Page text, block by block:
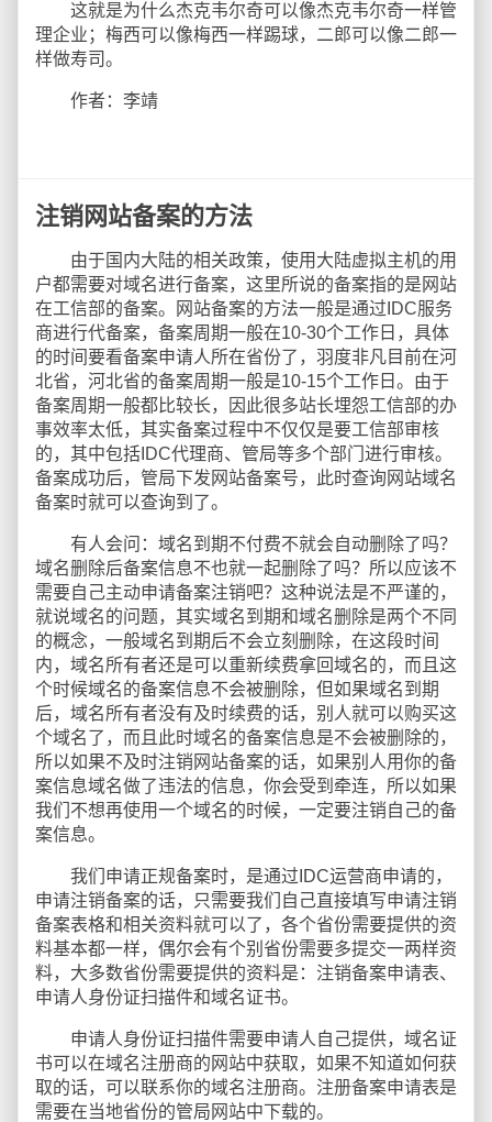
这就是为什么杰克韦尔奇可以像杰克韦尔奇一样管
理企业；梅西可以像梅西一样踢球，二郎可以像二郎一
样做寿司。
作者：李靖
注销网站备案的方法
由于国内大陆的相关政策，使用大陆虚拟主机的用
户都需要对域名进行备案，这里所说的备案指的是网站
在工信部的备案。网站备案的方法一般是通过IDC服务
商进行代备案，备案周期一般在10-30个工作日，具体
的时间要看备案申请人所在省份了，羽度非凡目前在河
北省，河北省的备案周期一般是10-15个工作日。由于
备案周期一般都比较长，因此很多站长埋怨工信部的办
事效率太低，其实备案过程中不仅仅是要工信部审核
的，其中包括IDC代理商、管局等多个部门进行审核。
备案成功后，管局下发网站备案号，此时查询网站域名
备案时就可以查询到了。
有人会问：域名到期不付费不就会自动删除了吗？
域名删除后备案信息不也就一起删除了吗？所以应该不
需要自己主动申请备案注销吧？这种说法是不严谨的，
就说域名的问题，其实域名到期和域名删除是两个不同
的概念，一般域名到期后不会立刻删除，在这段时间
内，域名所有者还是可以重新续费拿回域名的，而且这
个时候域名的备案信息不会被删除，但如果域名到期
后，域名所有者没有及时续费的话，别人就可以购买这
个域名了，而且此时域名的备案信息是不会被删除的，
所以如果不及时注销网站备案的话，如果别人用你的备
案信息域名做了违法的信息，你会受到牵连，所以如果
我们不想再使用一个域名的时候，一定要注销自己的备
案信息。
我们申请正规备案时，是通过IDC运营商申请的，
申请注销备案的话，只需要我们自己直接填写申请注销
备案表格和相关资料就可以了，各个省份需要提供的资
料基本都一样，偶尔会有个别省份需要多提交一两样资
料，大多数省份需要提供的资料是：注销备案申请表、
申请人身份证扫描件和域名证书。
申请人身份证扫描件需要申请人自己提供，域名证
书可以在域名注册商的网站中获取，如果不知道如何获
取的话，可以联系你的域名注册商。注册备案申请表是
需要在当地省份的管局网站中下载的。